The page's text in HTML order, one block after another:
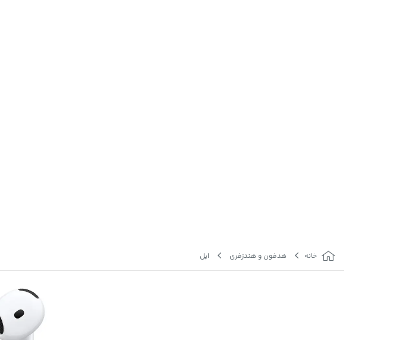
خانه هدفون و هندزفری اپل